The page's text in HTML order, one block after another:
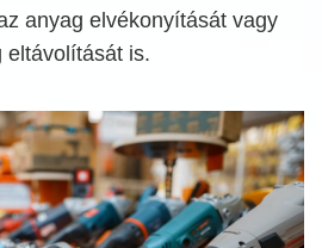
anyag elvékonyítását vagy
eltávolítását is.